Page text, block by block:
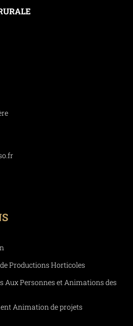
Productions Horticoles
Aux Personnes et Animations des
Animation de projets